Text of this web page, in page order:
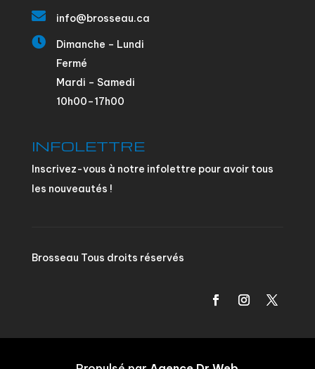
 info@brosseau.ca

Dimanche – Lundi
Fermé
Mardi – Samedi
10h00–17h00
INFOLETTRE
Inscrivez-vous à notre infolettre pour avoir tous
les nouveautés !
Brosseau Tous droits réservés